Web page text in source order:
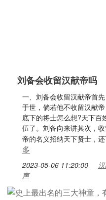
刘备会收留汉献帝吗
一、刘备会收留汉献帝首
于世，倘若他不收留汉献
底下的将士怎么想?天下百
伍了。刘备向来讲其次，
帝的名义招纳天下贤士，
多
2023-05-06 11:20:00
声